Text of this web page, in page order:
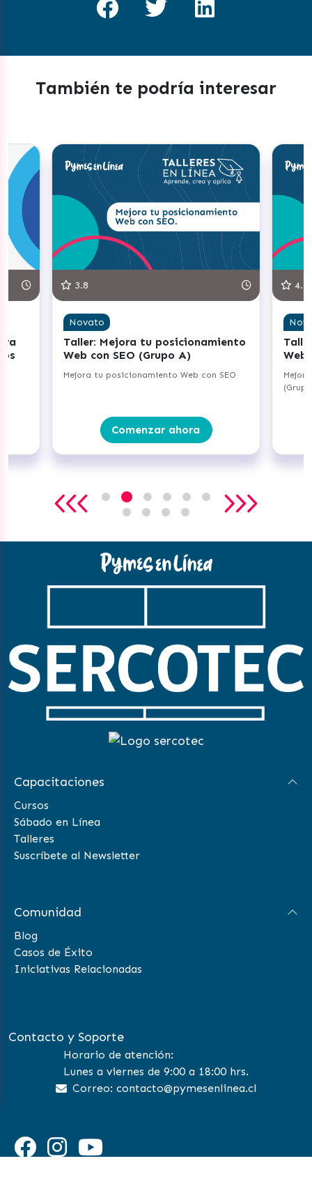
También te podría interesar
3.8
Novato
Taller: Mejora tu posicionamiento
Web con SEO (Grupo A)
Mejora tu posicionamiento Web con SEO
Comenzar ahora
4.3
Web
Capacitaciones
Cursos
Sábado en Línea
Talleres
Suscríbete al Newsletter
Comunidad
Blog
Casos de Éxito
Iniciativas Relacionadas
Contacto y Soporte
Horario de atención:
Lunes a viernes de 9:00 a 18:00 hrs.
Correo: contacto@pymesenlinea.cl